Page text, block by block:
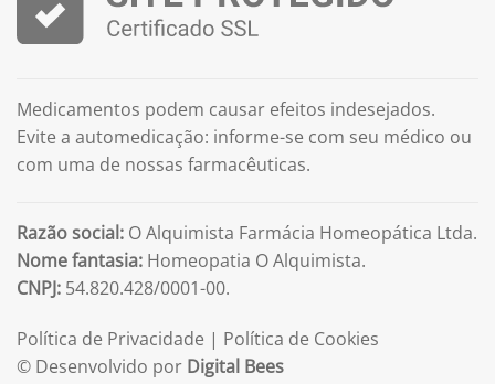
Medicamentos podem causar efeitos indesejados.
Evite a automedicação: informe-se com seu médico ou
com uma de nossas farmacêuticas.
Razão social: O Alquimista Farmácia Homeopática Ltda.
Nome fantasia: Homeopatia O Alquimista.
CNPJ: 54.820.428/0001-00.
Política de Privacidade | Política de Cookies
© Desenvolvido por Digital Bees